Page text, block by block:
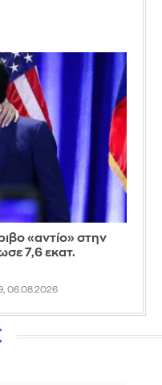
«αντίο» στην
7,6 εκατ.
06.08.2026